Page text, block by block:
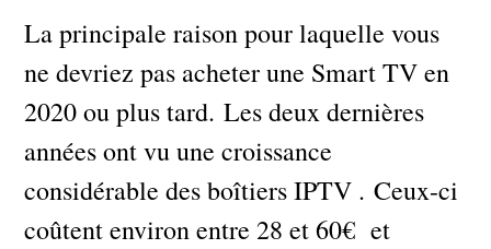
La principale raison pour laquelle vous
ne devriez pas acheter une Smart TV en
2020 ou plus tard. Les deux dernières
années ont vu une croissance
considérable des boîtiers IPTV . Ceux-ci
coûtent environ entre 28 et 60€ et